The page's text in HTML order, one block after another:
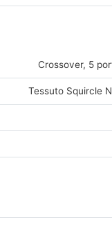
Crossover, 5
Tessuto Squircle